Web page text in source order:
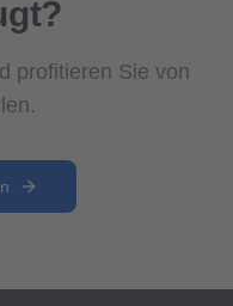
profitieren Sie von